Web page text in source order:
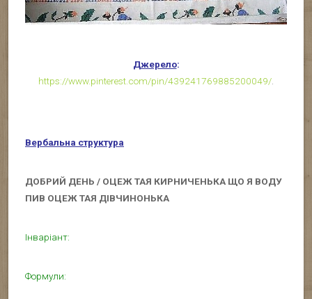
Джерело:
https://www.pinterest.com/pin/439241769885200049/
Вербальна структура
ДОБРИЙ ДЕНЬ / ОЦЕЖ ТАЯ КИРНИЧЕНЬКА ЩО Я ВОДУ
ПИВ ОЦЕЖ ТАЯ ДІВЧИНОНЬКА
Інваріант:
Формули: